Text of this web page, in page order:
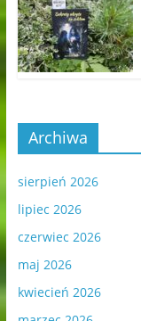
Archiwa
sierpień 2026
lipiec 2026
czerwiec 2026
maj 2026
kwiecień 2026